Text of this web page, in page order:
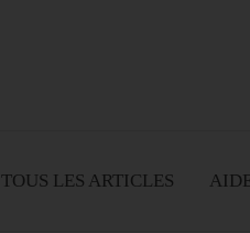
TOUS LES ARTICLES